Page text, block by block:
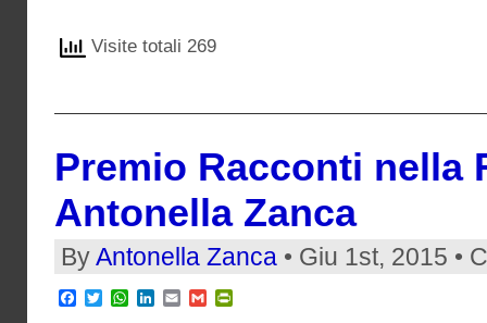
Visite totali 269
Premio Racconti nella
Antonella Zanca
ByAntonella Zanca • Giu 1st, 2015 •
Facebook
TwitterWhatsApp
LinkedIn
EmailGmail